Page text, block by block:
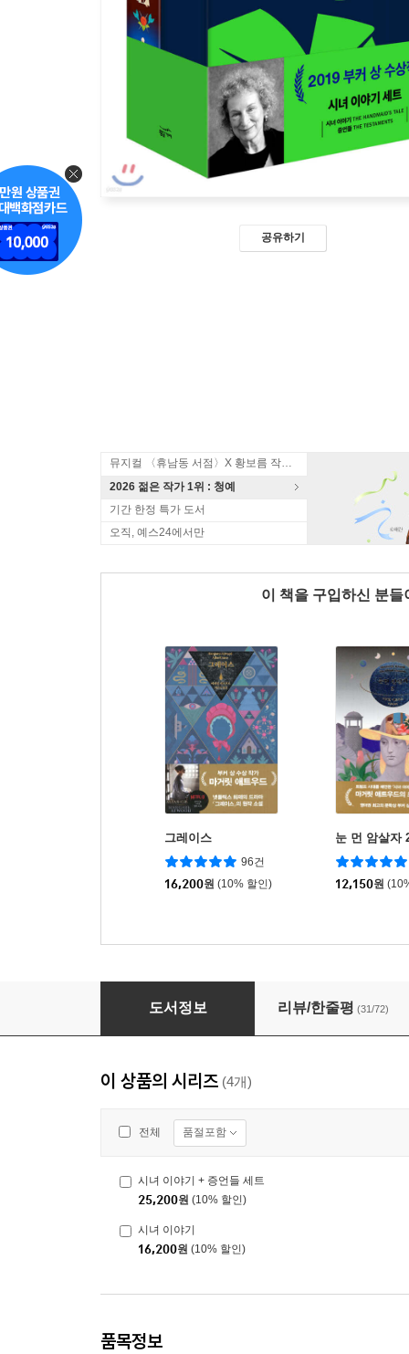
공유하기
뮤지컬 〈휴남동 서점〉X 황보름 작가 북토크
2026 젊은 작가 1위 : 청예
기간 한정 특가 도서
오직, 예스24에서만
이 책을 구입하신 분
그레이스
96건
16,200원 (10% 할인)
눈 먼 암살자
12,150원
시녀 이야기 + 증언들 세트
도서정보 리뷰/한줄평 (31/72)
이 상품의 시리즈 (4개)
전체 품절포함
시녀 이야기 + 증언들 세트
25,200원 (10% 할인)
시녀 이야기
16,200원 (10% 할인)
품목정보